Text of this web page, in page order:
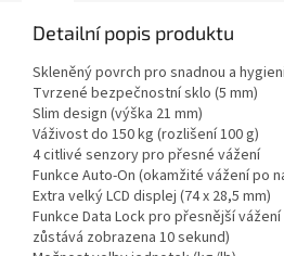
Detailní popis produktu
Skleněný povrch pro snadnou a
Tvrzené bezpečnostní sklo (5 mm)
Slim design (výška 21 mm)
Váživost do 150 kg (rozlišení 100 g)
4 citlivé senzory pro přesné vážení
Funkce Auto-On (okamžité vážení po
Extra velký LCD displej (74 x 28,5 mm)
Funkce Data Lock pro přesnější
zůstává zobrazena 10 sekund)